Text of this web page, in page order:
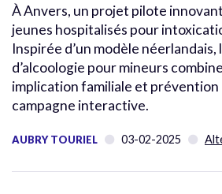
À Anvers, un projet pilote
jeunes hospitalisés pour
Inspirée d’un modèle
d’alcoologie pour mineurs
implication familiale et prévention
campagne interactive.
AUBRY TOURIEL 03-02-2025